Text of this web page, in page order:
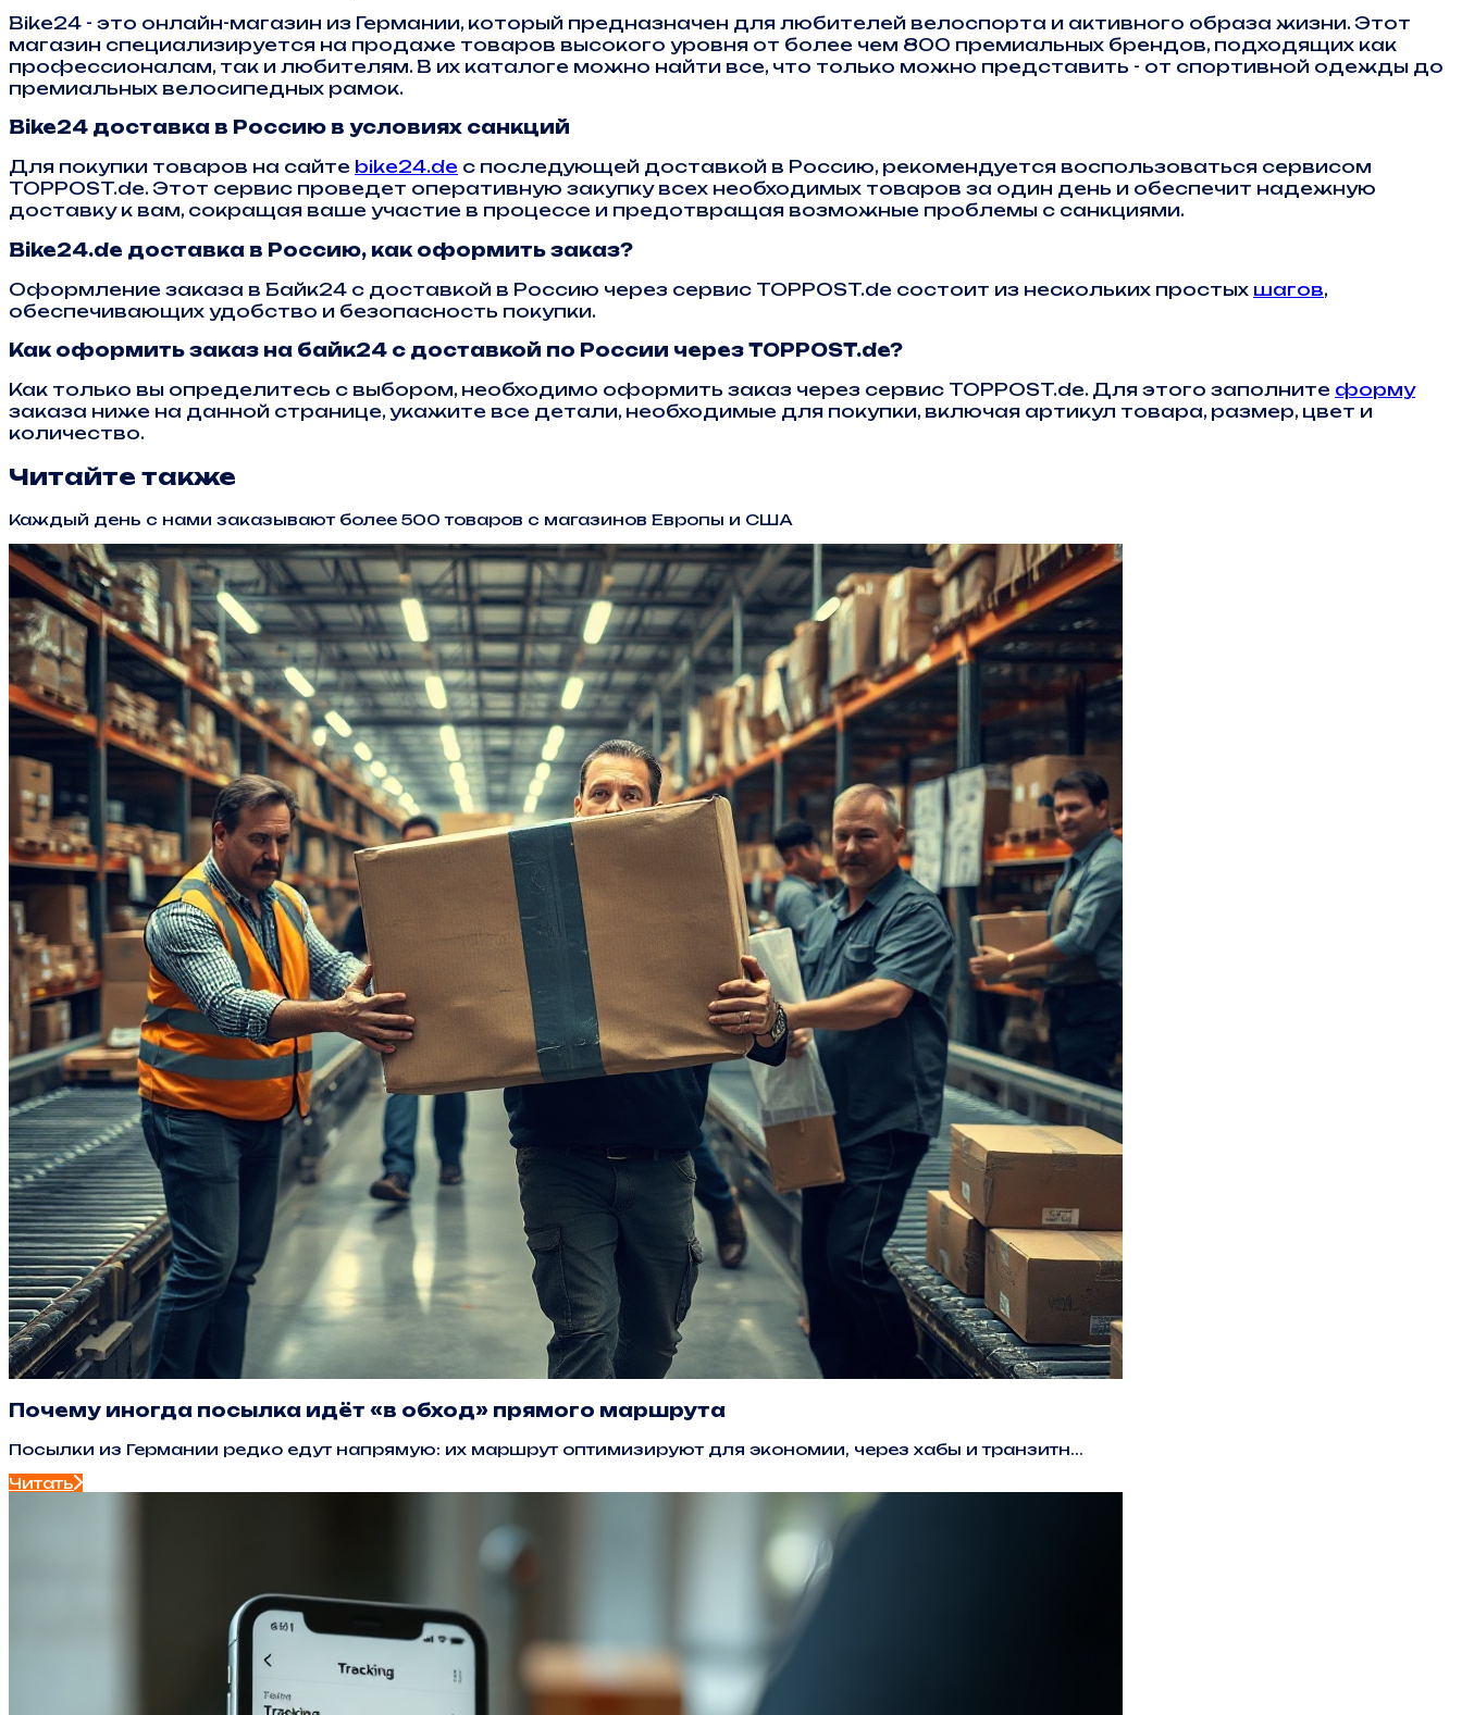
Bike24 - это онлайн-магазин из Германии, который предназначен для любителей велоспорта и активного образа жизни. Этот
магазин специализируется на продаже товаров высокого уровня от более чем 800 премиальных брендов, подходящих как
профессионалам, так и любителям. В их каталоге можно найти все, что только можно представить - от спортивной одежды до
премиальных велосипедных рамок.
Bike24 доставка в Россию в условиях санкций
Для покупки товаров на сайте bike24.de с последующей доставкой в Россию, рекомендуется воспользоваться сервисом
TOPPOST.de. Этот сервис проведет оперативную закупку всех необходимых товаров за один день и обеспечит надежную
доставку к вам, сокращая ваше участие в процессе и предотвращая возможные проблемы с санкциями.
Bike24.de доставка в Россию, как оформить заказ?
Оформление заказа в Байк24 с доставкой в Россию через сервис TOPPOST.de состоит из нескольких простых шагов,
обеспечивающих удобство и безопасность покупки.
Как оформить заказ на байк24 с доставкой по России через TOPPOST.de?
Как только вы определитесь с выбором, необходимо оформить заказ через сервис TOPPOST.de. Для этого заполните форму
заказа ниже на данной странице, укажите все детали, необходимые для покупки, включая артикул товара, размер, цвет и
количество.
Читайте также
Каждый день с нами заказывают более 500 товаров с магазинов Европы и США
Почему иногда посылка идёт «в обход» прямого маршрута
Посылки из Германии редко едут напрямую: их маршрут оптимизируют для экономии, через хабы и транзитн...
Читать